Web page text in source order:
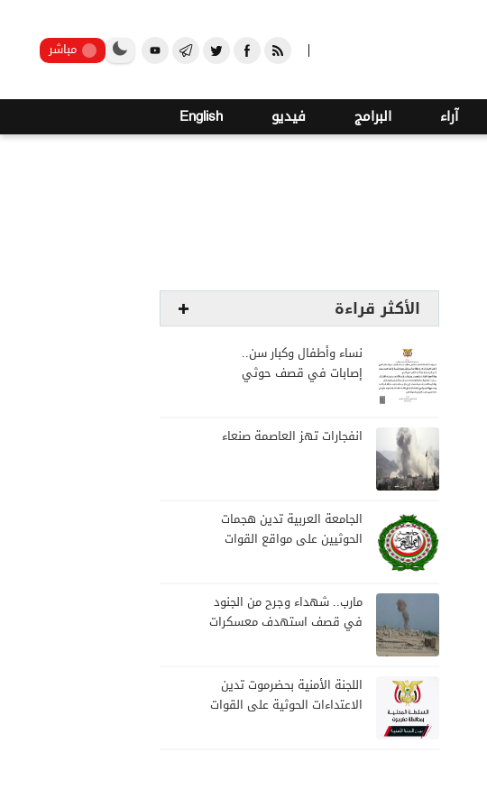
مباشر
آراء البرامج فيديو English
الأكثر قراءة
نساء وأطفال وكبار سن..
إصابات في قصف حوثي
انفجارات تهز العاصمة صنعاء
الجامعة العربية تدين هجمات
الحوثيين على مواقع القوات
مارب.. شهداء وجرح من الجنود
في قصف استهدف معسكرات
اللجنة الأمنية بحضرموت تدين
الاعتداءات الحوثية على القوات